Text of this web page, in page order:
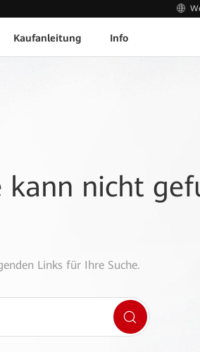
Kaufanleitung Info
kann nicht
Links für Ihre Suche.